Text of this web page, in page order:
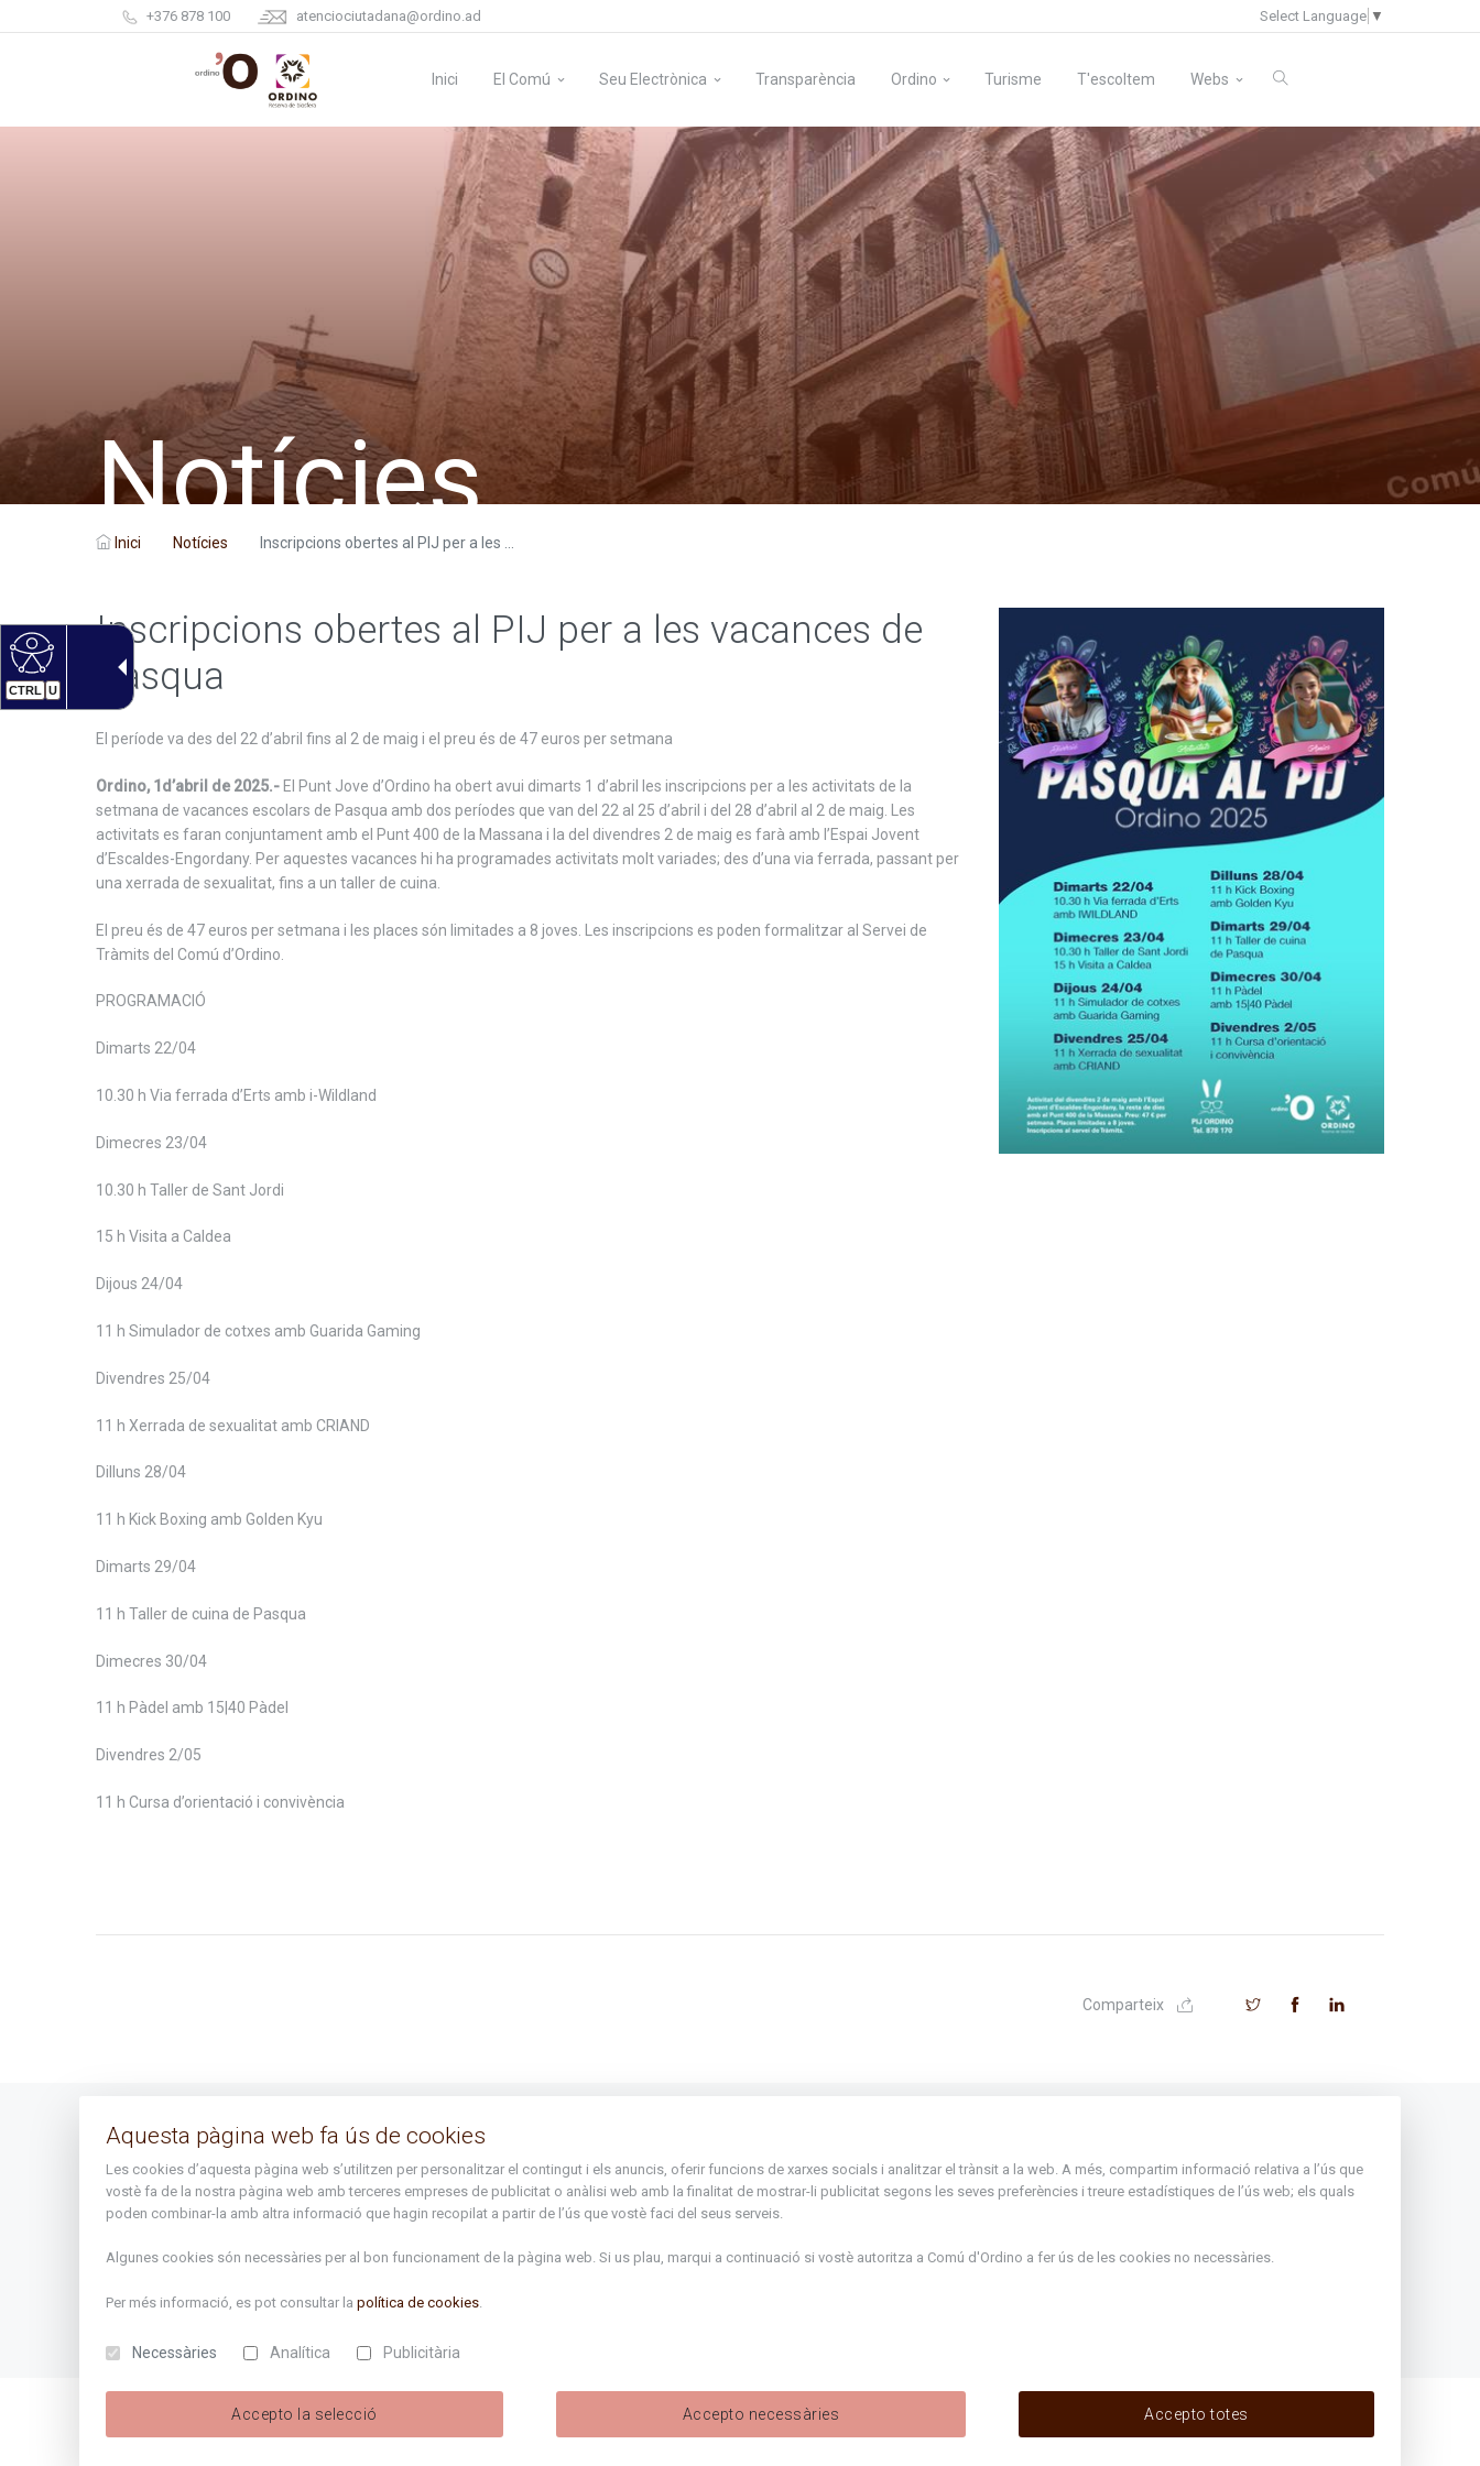
CTRL U
+376 878 100 atenciociutadana@ordino.ad Select Language ▼
Inici El Comú Seu Electrònica Transparència Ordino Turisme T'escoltem Webs
Notícies
Inici Notícies Inscripcions obertes al PIJ per a les ...
Inscripcions obertes al PIJ per a les vacances de
Pasqua
El període va des del 22 d’abril fins al 2 de maig i el preu és de 47 euros per setmana
Ordino, 1d’abril de 2025.- El Punt Jove d’Ordino ha obert avui dimarts 1 d’abril les inscripcions per a les activitats de la
setmana de vacances escolars de Pasqua amb dos períodes que van del 22 al 25 d’abril i del 28 d’abril al 2 de maig. Les
activitats es faran conjuntament amb el Punt 400 de la Massana i la del divendres 2 de maig es farà amb l’Espai Jovent
d’Escaldes-Engordany. Per aquestes vacances hi ha programades activitats molt variades; des d’una via ferrada, passant per
una xerrada de sexualitat, fins a un taller de cuina.
El preu és de 47 euros per setmana i les places són limitades a 8 joves. Les inscripcions es poden formalitzar al Servei de
Tràmits del Comú d’Ordino.
PROGRAMACIÓ
Dimarts 22/04
10.30 h Via ferrada d’Erts amb i-Wildland
Dimecres 23/04
10.30 h Taller de Sant Jordi
15 h Visita a Caldea
Dijous 24/04
11 h Simulador de cotxes amb Guarida Gaming
Divendres 25/04
11 h Xerrada de sexualitat amb CRIAND
Dilluns 28/04
11 h Kick Boxing amb Golden Kyu
Dimarts 29/04
11 h Taller de cuina de Pasqua
Dimecres 30/04
11 h Pàdel amb 15|40 Pàdel
Divendres 2/05
11 h Cursa d’orientació i convivència
Comparteix
Avís legal
Mapa del lloc atenciociutadana@ordino.ad
De Dl. a Dv. : de 8 a 16h (els divendres a partir de l'1
Rep tota l'actualitat del Comú
d'Ordino en el teu correu
Subscriu-te
Aquesta pàgina web fa ús de cookies
Les cookies d’aquesta pàgina web s’utilitzen per personalitzar el contingut i els anuncis, oferir funcions de xarxes socials i analitzar el trànsit a la web. A més, compartim informació relativa a l’ús que
vostè fa de la nostra pàgina web amb terceres empreses de publicitat o anàlisi web amb la finalitat de mostrar-li publicitat segons les seves preferències i treure estadístiques de l’ús web; els quals
poden combinar-la amb altra informació que hagin recopilat a partir de l’ús que vostè faci del seus serveis.
Algunes cookies són necessàries per al bon funcionament de la pàgina web. Si us plau, marqui a continuació si vostè autoritza a Comú d'Ordino a fer ús de les cookies no necessàries.
Per més informació, es pot consultar la política de cookies.
Necessàries Analítica Publicitària
Accepto la selecció Accepto necessàries Accepto totes